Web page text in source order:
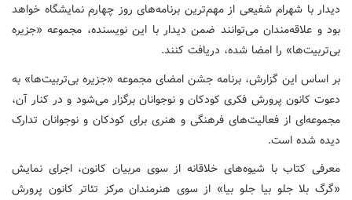
دیدار با شهرام شفیعی از مهم‌ترین برنامه‌های روز چهارم نمایشگاه خواهد
بود و علاقه‌مندان می‌توانند ضمن دیدار با این نویسنده، مجموعه «جزیره
بی‌تربیت‌ها» را امضا شده، دریافت کنند.
بر اساس این گزارش، برنامه جشن امضای مجموعه «جزیره بی‌تربیت‌ها» به
دعوت کانون پرورش فکری کودکان و نوجوانان برگزار می‌شود و در کنار آن،
مجموعه‌ای از فعالیت‌های فرهنگی و هنری برای کودکان و نوجوانان تدارک
دیده شده است.
معرفی کتاب با شیوه‌های خلاقانه از سوی مربیان کانون، اجرای نمایش
«گرگ بلا جلو بیا جلو بیا» از سوی هنرمندان مرکز تئاتر کانون پرورش